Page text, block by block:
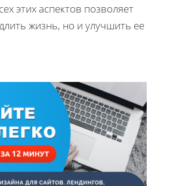
этих аспектов позволяет
жизнь, но и улучшить ее